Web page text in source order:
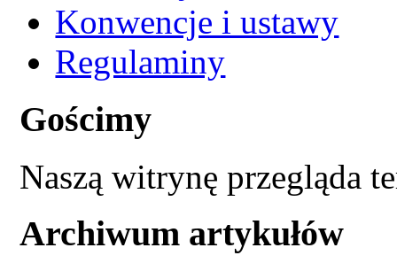
Konwencje i ustawy
Regulaminy
Gościmy
Naszą witrynę przegląda
Archiwum artykułów